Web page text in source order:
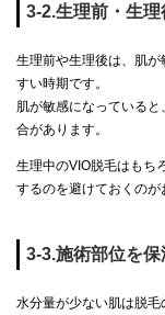
3-2.生理前・生
生理前や生理後は、肌
すい時期です。
肌が敏感になっている
合があります。
生理中のVIO脱毛はもち
するのを避けておくのが
3-3.施術部位を保
水分量が少ない肌は脱